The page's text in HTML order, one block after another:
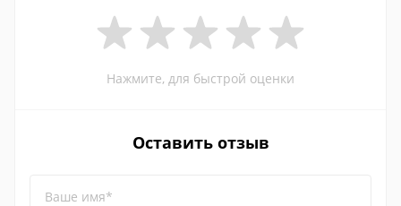
Нажмите, для быстрой оценки
Оставить отзыв
Ваше имя*